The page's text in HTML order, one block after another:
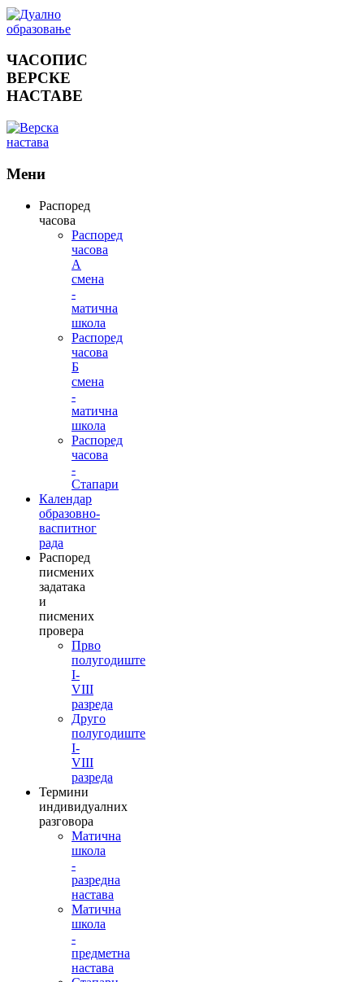
ЧАСОПИС
ВЕРСКЕ
НАСТАВЕ
Мени
Распоред
часова
Распоред
часова
А
смена
-
матична
школа
Распоред
часова
Б
смена
-
матична
школа
Распоред
часова
-
Стапари
Календар
образовно-
васпитног
рада
Распоред
писмених
задатака
и
писмених
провера
Прво
полугодиште
I-
VIII
разреда
Друго
полугодиште
I-
VIII
разреда
Термини
индивидуалних
разговора
Матична
школа
-
разредна
настава
Матична
школа
-
предметна
настава